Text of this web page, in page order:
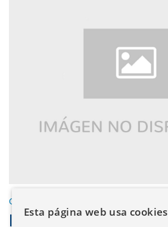
CURSOS EXTERNOS
IMPLANTOLOGÍA
Esta página web usa cookies